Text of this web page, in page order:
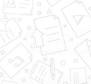
содержимому